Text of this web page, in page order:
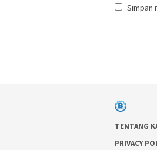
Simpan
TENTANG
PRIVACY